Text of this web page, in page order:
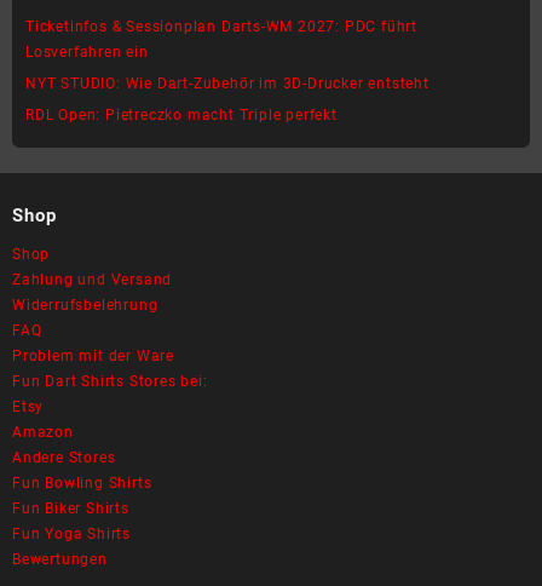
Ticketinfos & Sessionplan Darts-WM 2027: PDC führt
Losverfahren ein
NYT STUDIO: Wie Dart-Zubehör im 3D-Drucker entsteht
RDL Open: Pietreczko macht Triple perfekt
Shop
Shop
Zahlung und Versand
Widerrufsbelehrung
FAQ
Problem mit der Ware
Fun Dart Shirts Stores bei:
Etsy
Amazon
Andere Stores
Fun Bowling Shirts
Fun Biker Shirts
Fun Yoga Shirts
Bewertungen